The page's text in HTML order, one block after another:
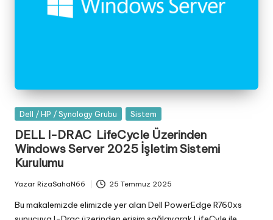
Posted
Dell / HP / Synology Grubu Sistem
DELL I-DRAC LifeCycle Üzerinden
Windows Server 2025 İşletim Sistemi
Kurulumu
by
Yazar RizaSahaN66 25 Temmuz 2025
Bu makalemizde elimizde yer alan Dell PowerEdge R760xs